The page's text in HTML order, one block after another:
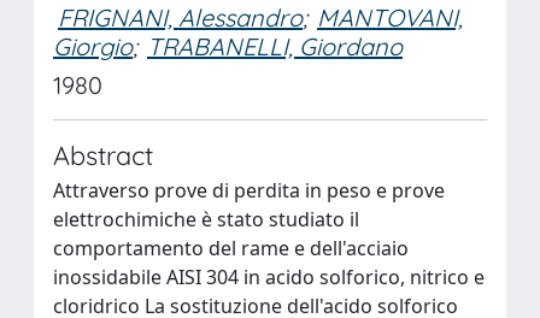
FRIGNANI, Alessandro; MANTOVANI,
Giorgio; TRABANELLI, Giordano
1980
Abstract
Attraverso prove di perdita in peso e prove
elettrochimiche è stato studiato il
comportamento del rame e dell'acciaio
inossidabile AISI 304 in acido solforico, nitrico e
cloridrico La sostituzione dell'acido solforico